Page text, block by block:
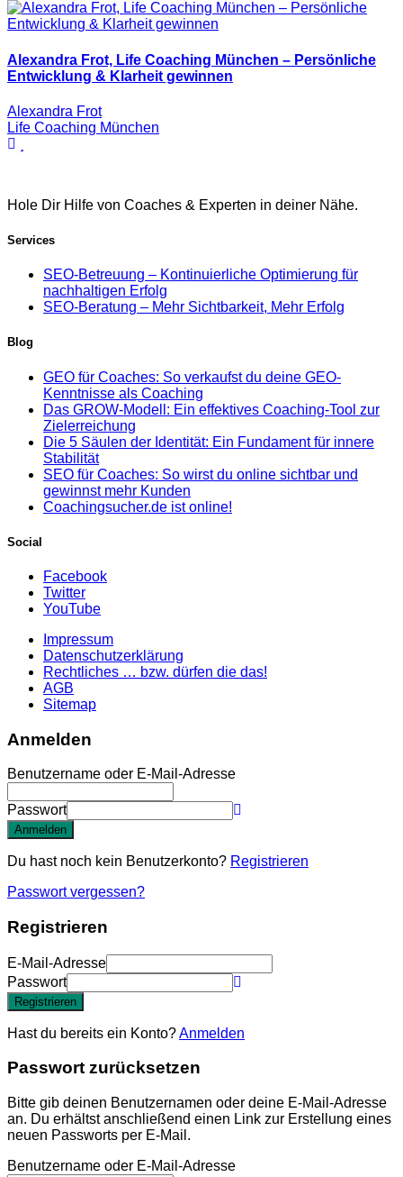
Alexandra Frot, Life Coaching München – Persönliche
Entwicklung & Klarheit gewinnen
Alexandra Frot
Life Coaching München
Hole Dir Hilfe von Coaches & Experten in deiner Nähe.
Services
SEO-Betreuung – Kontinuierliche Optimierung für
nachhaltigen Erfolg
SEO-Beratung – Mehr Sichtbarkeit, Mehr Erfolg
Blog
GEO für Coaches: So verkaufst du deine GEO-
Kenntnisse als Coaching
Das GROW-Modell: Ein effektives Coaching-Tool zur
Zielerreichung
Die 5 Säulen der Identität: Ein Fundament für innere
Stabilität
SEO für Coaches: So wirst du online sichtbar und
gewinnst mehr Kunden
Coachingsucher.de ist online!
Social
Facebook
Twitter
YouTube
Impressum
Datenschutzerklärung
Rechtliches … bzw. dürfen die das!
AGB
Sitemap
Anmelden
Benutzername oder E-Mail-Adresse
Passwort
Anmelden
Du hast noch kein Benutzerkonto? Registrieren
Passwort vergessen?
Registrieren
E-Mail-Adresse
Passwort
Registrieren
Hast du bereits ein Konto?Anmelden
Passwort zurücksetzen
Bitte gib deinen Benutzernamen oder deine E-Mail-Adresse
an. Du erhältst anschließend einen Link zur Erstellung eines
neuen Passworts per E-Mail.
Benutzername oder E-Mail-Adresse